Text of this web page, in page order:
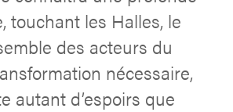
touchant les Halles, le
des acteurs du
nécessaire,
autant d’espoirs que